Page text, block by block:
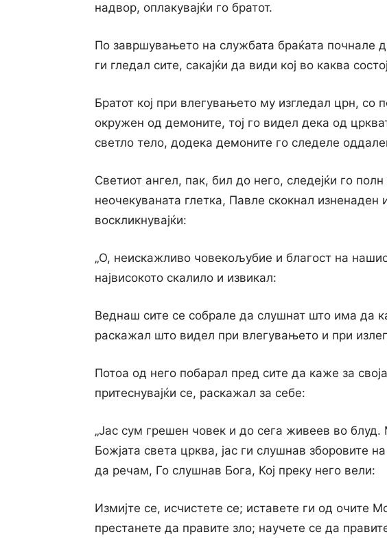
надвор, оплакувајќи го братот.
По завршувањето на службата браќата почнале
ги гледал сите, сакајќи да види кој во каква
Братот кој при влегувањето му изгледал црн, co
окружен од демоните, тој го видел дека од
светло тело, додека демоните го следеле
Светиот ангел, пак, бил до него, следејќи го
неочекуваната глетка, Павле скокнал изненаден
воскликнувајќи:
„О, неискажливо човекољубие и благост на
највисокото скалило и извикал:
Веднаш сите се собрале да слушнат што има да
раскажал што видел при влегувањето и при
Потоа од него побарал пред сите да каже за
притеснувајќи се, раскажал за себе:
„Јас сум грешен човек и до сега живеев во блуд.
Божјата света црква, јас ги слушнав зборовите
да речам, Го слушнав Бога, Кој преку него вели:
Измијте се, исчистете се; иставете ги од очите
престанете да правите зло; научете се да